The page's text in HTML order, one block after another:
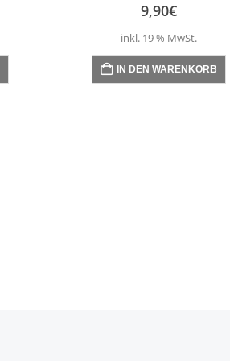
9,90€
inkl. 19 % MwSt.
IN DEN WARENKORB